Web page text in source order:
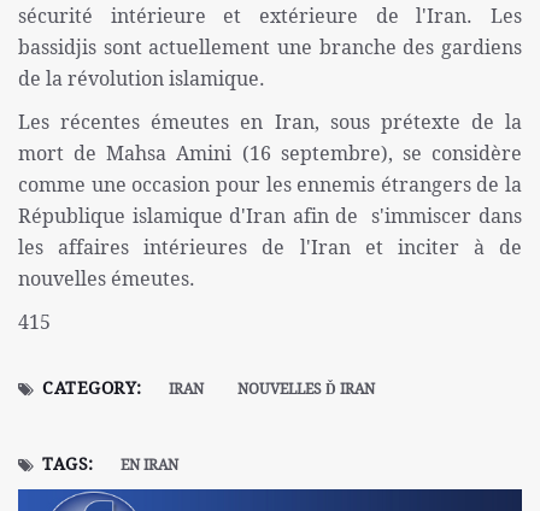
sécurité intérieure et extérieure de l'Iran. Les
bassidjis sont actuellement une branche des gardiens
de la révolution islamique.
Les récentes émeutes en Iran, sous prétexte de la
mort de Mahsa Amini (16 septembre), se considère
comme une occasion pour les ennemis étrangers de la
République islamique d'Iran afin de s'immiscer dans
les affaires intérieures de l'Iran et inciter à de
nouvelles émeutes.
415
CATEGORY: IRAN NOUVELLES Ď IRAN
TAGS: EN IRAN